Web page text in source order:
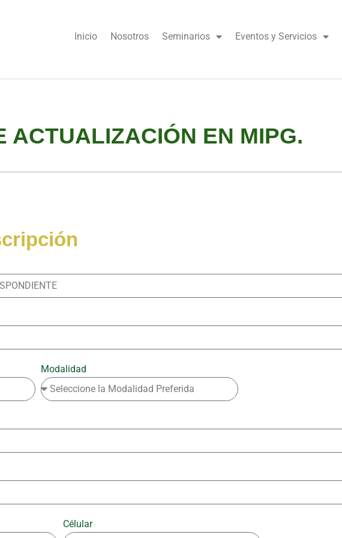
Inicio Nosotros Seminarios Eventos y Servicios
ACTUALIZACIÓN EN MIPG.
Modalidad
Célular